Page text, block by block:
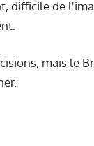
difficile de
mais le